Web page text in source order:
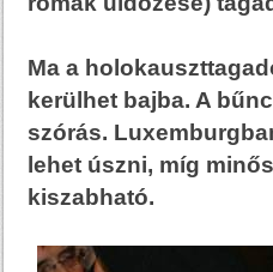
Ma a
kerülhet bajba. A
szórás.
lehet úszni, míg
kiszabható.